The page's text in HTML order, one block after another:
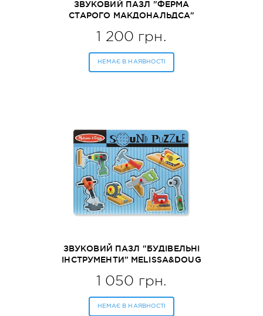
ЗВУКОВИЙ ПАЗЛ "ФЕРМА
СТАРОГО МАКДОНАЛЬДСА"
1 200 грн.
НЕМАЄ В НАЯВНОСТІ
ЗВУКОВИЙ ПАЗЛ "БУДІВЕЛЬНІ
ІНСТРУМЕНТИ" MELISSA&DOUG
1 050 грн.
НЕМАЄ В НАЯВНОСТІ